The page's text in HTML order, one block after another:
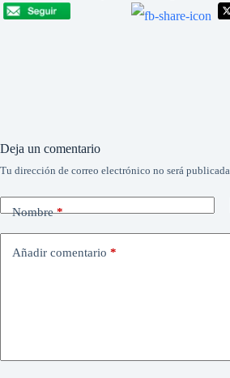
Deja un comentario
Tu dirección de correo electrónico no será publicada.
Nombre*
Añadir comentario *